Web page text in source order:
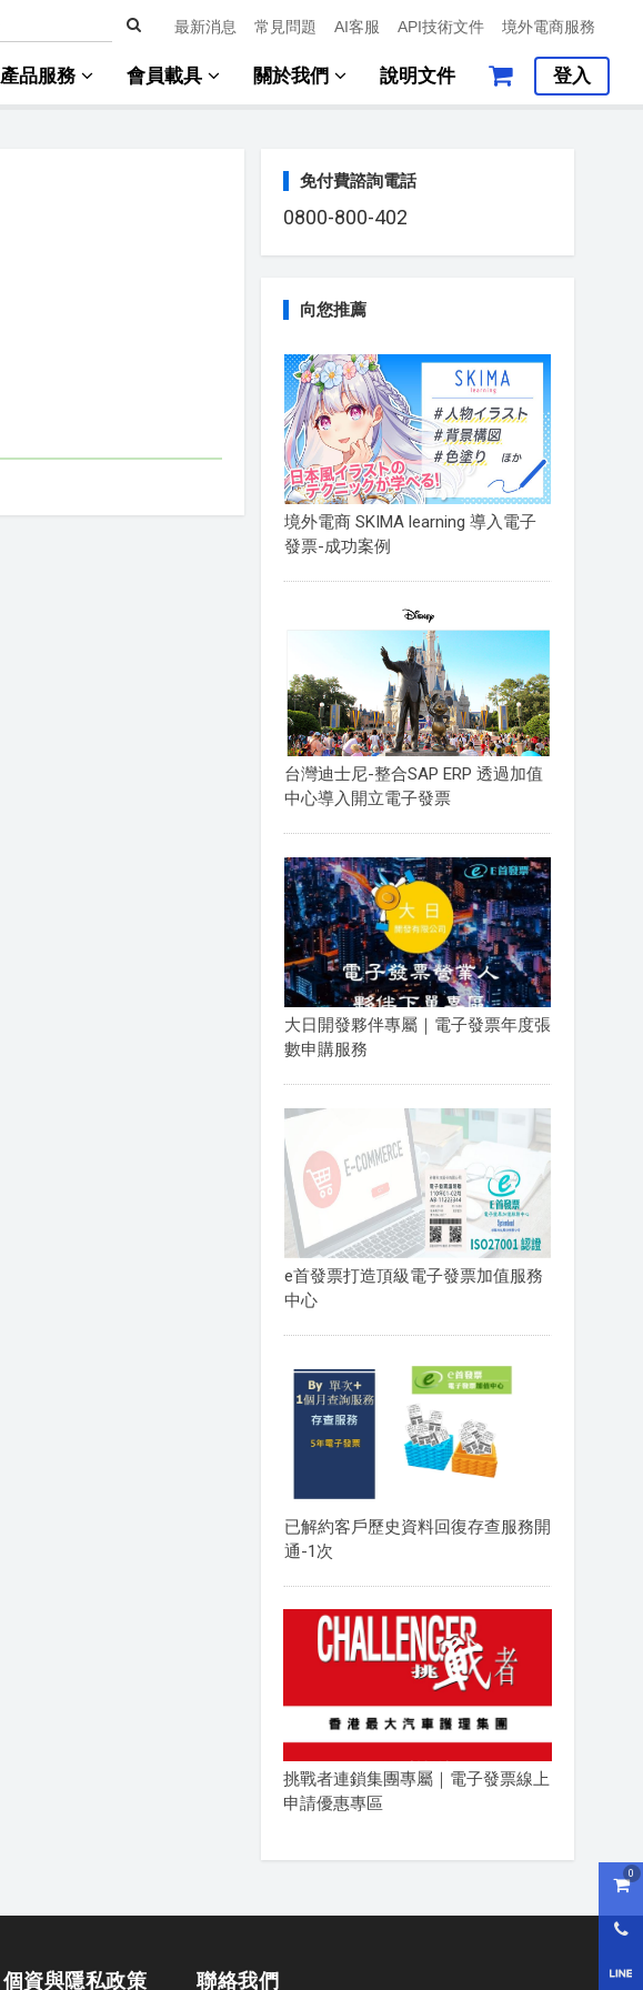
購
0
最新消息 常見問題 AI客服 API技術文件 境外電商服務
產品服務 會員載具 關於我們 說明文件 登入
免付費諮詢電話
0800-800-402
向您推薦
境外電商 SKIMA learning 導入電子
發票-成功案例
台灣迪士尼-整合SAP ERP 透過加值
中心導入開立電子發票
大日開發夥伴專屬｜電子發票年度張
數申購服務
e首發票打造頂級電子發票加值服務
中心
已解約客戶歷史資料回復存查服務開
通-1次
挑戰者連鎖集團專屬｜電子發票線上
申請優惠專區
個資與隱私政策 聯絡我們